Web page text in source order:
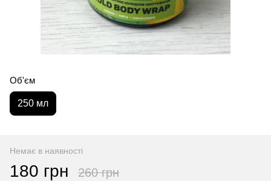
Об'єм
250 мл
Немає в наявності
180 грн 260 грн